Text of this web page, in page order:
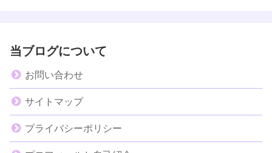
当ブログについて
お問い合わせ
サイトマップ
プライバシーポリシー